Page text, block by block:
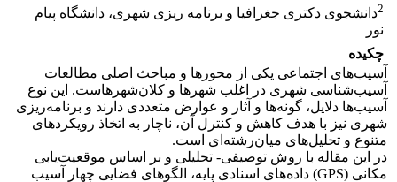
2دانشجوی دکتری جغرافیا و برنامه ریزی شهری، دانشگاه پیام
نور
چکیده
آسیب‌‌‌های اجتماعی یکی از محورها و مباحث اصلی مطالعات
آسیب‌شناسی شهری در اغلب شهرها و کلان‌شهرهاست. این نوع
آسیب‌‌‌ها دلایل، گونه‌‌‌ها و آثار و عوارض متعددی دارند و برنامه‌ریزی
شهری نیز با هدف کاهش و کنترل آن، ناچار به اتخاذ رویکرد‌‌های
متنوع و تحلیل‌‌‌های میان‌رشته‌‌‌ای است.
در این مقاله با روش توصیفی- تحلیلی و بر اساس موقعیت‌یابی
مکانی (GPS) داده‌‌‌های اسنادی پایه، الگو‌‌های فضایی چهار آسیب